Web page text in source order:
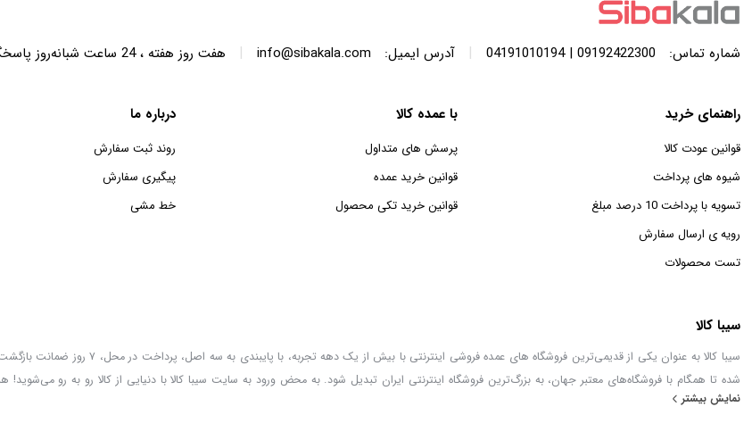
شماره تماس: 09192422300 | 04191010194
| آدرس ایمیل: info@sibakala.com
| هفت روز هفته ، 24 ساعت شبانه‌روز پاسخگوی شما هستیم.
راهنمای خرید
قوانین عودت کالا
شیوه های پرداخت
تسویه با پرداخت 10 درصد مبلغ
رویه ی ارسال سفارش
تست محصولات
با عمده کالا
پرسش های متداول
قوانین خرید عمده
قوانین خرید تکی محصول
درباره ما
روند ثبت سفارش
پیگیری سفارش
خط مشی
سیبا کالا
سیبا کالا به عنوان یکی از قدیمی‌ترین فروشگاه های عمده فروشی
شده تا همگام با فروشگاه‌های معتبر جهان، به بزرگ‌ترین فروشگاه اینترنتی ایران تبدیل شود. به محض ورود به سایت سیبا کالا با دنیایی از کالا رو به رو می‌شوید!
خطور می‌کند در اینجا پیدا خواهید کرد.
نمایش بیشتر